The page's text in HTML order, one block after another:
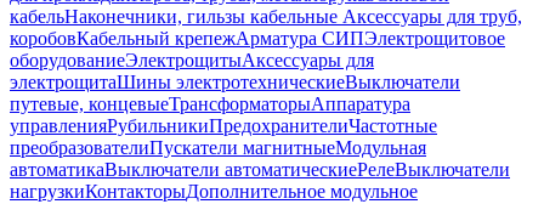
кабельНаконечники, гильзы кабельные Аксессуары для труб,
коробовКабельный крепежАрматура СИПЭлектрощитовое
оборудованиеЭлектрощитыАксессуары для
электрощитаШины электротехническиеВыключатели
путевые, концевыеТрансформаторыАппаратура
управленияРубильникиПредохранителиЧастотные
преобразователиПускатели магнитныеМодульная
автоматикаВыключатели автоматическиеРелеВыключатели
нагрузкиКонтакторыДополнительное модульное